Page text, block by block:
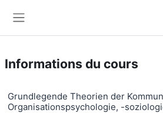
Informations du cours
Grundlegende Theorien der
Organisationspsychologie, -